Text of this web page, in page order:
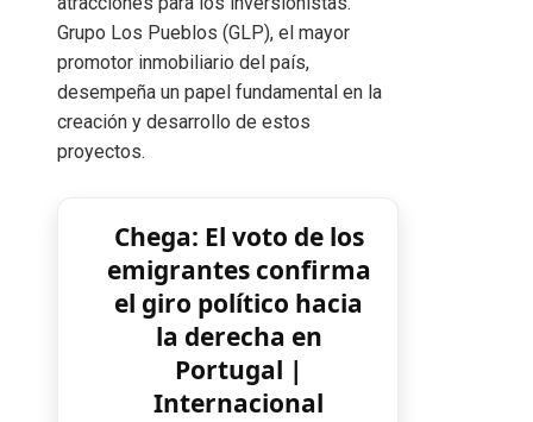
Grupo Los Pueblos (GLP), el mayor
promotor inmobiliario del país,
desempeña un papel fundamental en la
creación y desarrollo de estos
proyectos.
Chega: El voto de los
emigrantes confirma
el giro político hacia
la derecha en
Portugal |
Internacional